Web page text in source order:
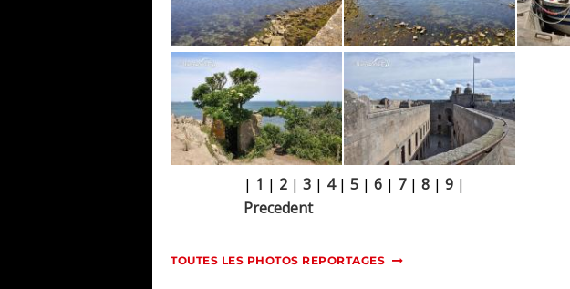
| 1 | 2 | 3 | 4| 5 | 6 | 7| 8 | 9 |
Precedent
TOUTES LES PHOTOS REPORTAGES